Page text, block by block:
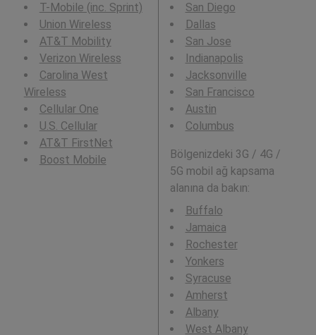
T-Mobile (inc. Sprint)
Union Wireless
AT&T Mobility
Verizon Wireless
Carolina West
Wireless
Cellular One
U.S. Cellular
AT&T FirstNet
Boost Mobile
San Diego
Dallas
San Jose
Indianapolis
Jacksonville
San Francisco
Austin
Columbus
Bölgenizdeki 3G / 4G /
5G mobil ağ kapsama
alanına da bakın:
Buffalo
Jamaica
Rochester
Yonkers
Syracuse
Amherst
Albany
West Albany